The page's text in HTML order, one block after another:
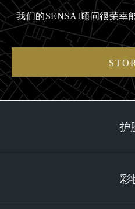
我们的SENSAI顾问很荣幸
护
彩